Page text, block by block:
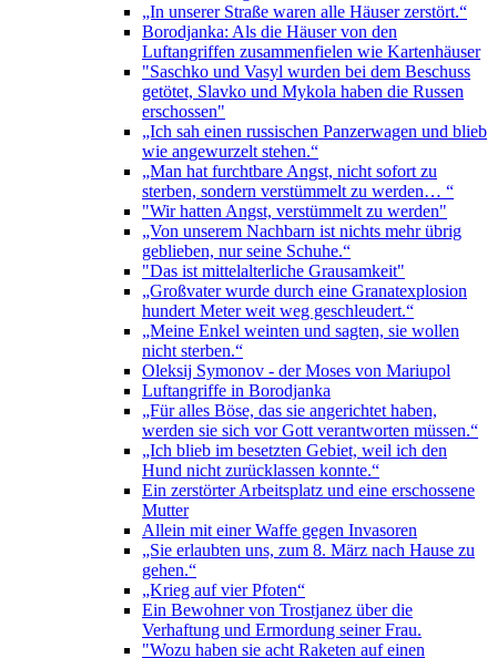
„In unserer Straße waren alle Häuser zerstört.“
Borodjanka: Als die Häuser von den
Luftangriffen zusammenfielen wie Kartenhäuser
"Saschko und Vasyl wurden bei dem Beschuss
getötet, Slavko und Mykola haben die Russen
erschossen"
„Ich sah einen russischen Panzerwagen und blieb
wie angewurzelt stehen.“
„Man hat furchtbare Angst, nicht sofort zu
sterben, sondern verstümmelt zu werden… “
"Wir hatten Angst, verstümmelt zu werden"
„Von unserem Nachbarn ist nichts mehr übrig
geblieben, nur seine Schuhe.“
"Das ist mittelalterliche Grausamkeit"
„Großvater wurde durch eine Granatexplosion
hundert Meter weit weg geschleudert.“
„Meine Enkel weinten und sagten, sie wollen
nicht sterben.“
Oleksij Symonov - der Moses von Mariupol
Luftangriffe in Borodjanka
„Für alles Böse, das sie angerichtet haben,
werden sie sich vor Gott verantworten müssen.“
„Ich blieb im besetzten Gebiet, weil ich den
Hund nicht zurücklassen konnte.“
Ein zerstörter Arbeitsplatz und eine erschossene
Mutter
Allein mit einer Waffe gegen Invasoren
„Sie erlaubten uns, zum 8. März nach Hause zu
gehen.“
„Krieg auf vier Pfoten“
Ein Bewohner von Trostjanez über die
Verhaftung und Ermordung seiner Frau.
"Wozu haben sie acht Raketen auf einen